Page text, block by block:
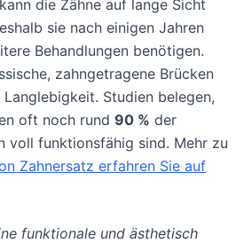
die Zähne auf lange Sicht
sie nach einigen Jahren
Behandlungen benötigen.
zahngetragene Brücken
Studien belegen,
oft noch rund 90 % der
voll funktionsfähig sind. Mehr zu
Zahnersatz erfahren Sie auf
funktionale und ästhetisch